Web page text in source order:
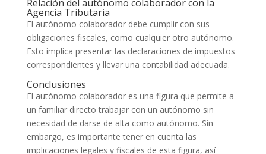
Relación del autónomo colaborador con la
Agencia Tributaria
El autónomo colaborador debe cumplir con sus
obligaciones fiscales, como cualquier otro autónomo.
Esto implica presentar las declaraciones de impuestos
correspondientes y llevar una contabilidad adecuada.
Conclusiones
El autónomo colaborador es una figura que permite a
un familiar directo trabajar con un autónomo sin
necesidad de darse de alta como autónomo. Sin
embargo, es importante tener en cuenta las
implicaciones legales y fiscales de esta figura, así